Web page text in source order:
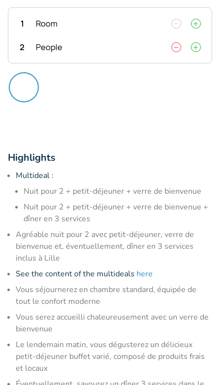
1 Room
2 People
Highlights
Multideal :
​Nuit pour 2 + petit-déjeuner + verre de bienvenue
​Nuit pour 2 + petit-déjeuner + verre de bienvenue +
dîner en 3 services
Agréable nuit pour 2 avec petit-déjeuner, verre de
bienvenue et, éventuellement, dîner en 3 services
inclus à Lille
See the content of the multideals here
Vous séjournerez en chambre standard, équipée de
tout le confort moderne
Vous serez accueilli chaleureusement avec un verre de
bienvenue
Le lendemain matin, vous dégusterez un délicieux
petit-déjeuner buffet varié, composé de produits frais
et locaux